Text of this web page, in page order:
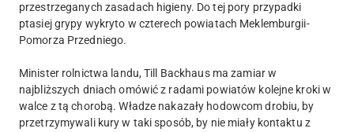
przestrzeganych zasadach higieny. Do tej pory przypadki
ptasiej grypy wykryto w czterech powiatach Meklemburgii-
Pomorza Przedniego.
Minister rolnictwa landu, Till Backhaus ma zamiar w
najbliższych dniach omówić z radami powiatów kolejne kroki w
walce z tą chorobą. Władze nakazały hodowcom drobiu, by
przetrzymywali kury w taki sposób, by nie miały kontaktu z